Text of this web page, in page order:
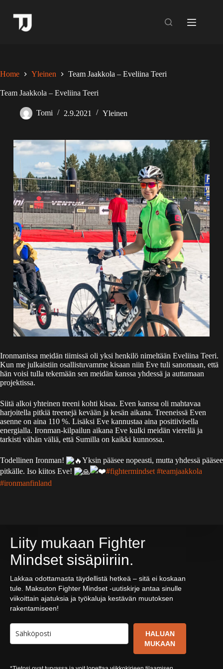
Home Yleinen Team Jaakkola – Eveliina Teeri
Team Jaakkola – Eveliina Teeri
Tomi 2.9.2021 Yleinen
Ironmanissa meidän tiimissä oli yksi henkilö nimeltään Eveliina Teeri.
Kun me julkaistiin osallistuvamme kisaan niin Eve tuli sanomaan, että
hän voisi tulla tekemään sen meidän kanssa yhdessä ja auttamaan
projektissa.
Siitä alkoi yhteinen treeni kohti kisaa. Even kanssa oli mahtavaa
harjoitella pitkiä treenejä kevään ja kesän aikana. Treeneissä Even
asenne on aina 110 %. Lisäksi Eve kannustaa aina positiivisella
energialla. Ironman-kilpailun aikana Eve kulki meidän vierellä ja
tarkisti vähän väliä, että Sumilla on kaikki kunnossa.
Todellinen Ironman!
Yksin pääsee nopeasti, mutta yhdessä pääsee
pitkälle. Iso kiitos Eve!
#fightermindset #teamjaakkola
#ironmanfinland
Liity mukaan Fighter
Mindset sisäpiiriin.
Lakkaa odottamasta täydellistä hetkeä – sitä ei koskaan
tule. Maksuton Fighter Mindset -uutiskirje antaa sinulle
viikoittain ajatuksia ja työkaluja kestävän muutoksen
rakentamiseen!
HALUAN
MUKAAN